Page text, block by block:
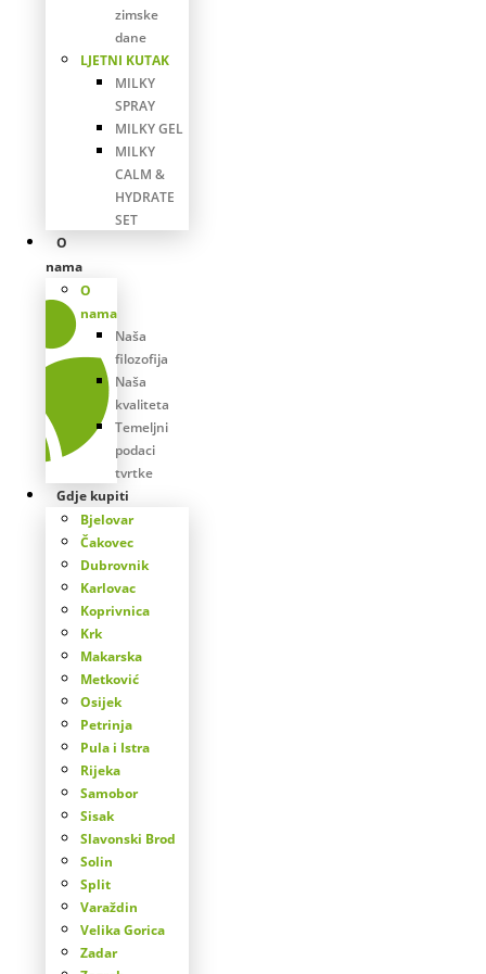
zimske
dane
LJETNI KUTAK
MILKY
SPRAY
MILKY GEL
MILKY
CALM &
HYDRATE
SET
O
nama
O
nama
Naša
filozofija
Naša
kvaliteta
Temeljni
podaci
tvrtke
Gdje kupiti
Bjelovar
Čakovec
Dubrovnik
Karlovac
Koprivnica
Krk
Makarska
Metković
Osijek
Petrinja
Pula i Istra
Rijeka
Samobor
Sisak
Slavonski Brod
Solin
Split
Varaždin
Velika Gorica
Zadar